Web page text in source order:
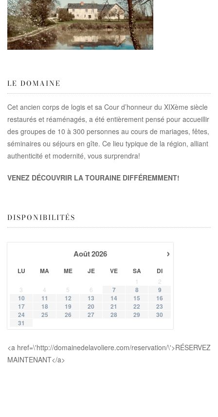
LE DOMAINE
Cet ancien corps de logis et sa Cour d’honneur du XIXème siècle
restaurés et réaménagés, a été entièrement pensé pour accueillir
des groupes de 10 à 300 personnes au cours de mariages, fêtes,
séminaires ou séjours en gîte. Ce lieu typique de la région, alliant
authenticité et modernité, vous surprendra!
VENEZ DÉCOUVRIR LA TOURAINE DIFFÉREMMENT!
DISPONIBILITÉS
›
Août2026
LU MA ME JE VE SA DI
1
2
3
4 5 6 7 8
9
10
11 12 13 14 15
16
17
18 19 20 21 22
23
24
25 26 27 28 29
30
31
<a href=\'http://domainedelavoliere.com/reservation/\'>RÉSERVEZ
MAINTENANT</a>